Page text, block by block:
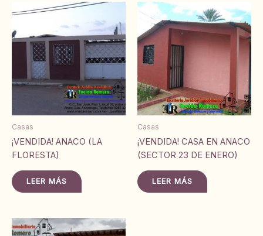
Casas
¡VENDIDA! ANACO (LA
FLORESTA)
LEER MÁS
Casas
¡VENDIDA! CASA EN ANACO
(SECTOR 23 DE ENERO)
LEER MÁS